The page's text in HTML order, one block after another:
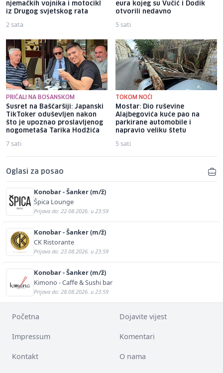
njemačkih vojnika i motocikl
iz Drugog svjetskog rata
2 sata
eura kojeg su Vučić i Dodik
otvorili nedavno
5 sati
PRIČALI NA BOSANSKOM
Susret na Baščaršiji: Japanski
TikToker oduševljen nakon
što je upoznao proslavljenog
nogometaša Tarika Hodžića
7 sati
TOKOM NOĆI
Mostar: Dio ruševine
Alajbegovića kuće pao na
parkirane automobile i
napravio veliku štetu
5 sati
Oglasi za posao
Konobar - Šanker (m/ž)
Špica Lounge
Prijava do: 22.08.2026. u 23:59
Konobar - Šanker (m/ž)
CK Ristorante
Prijava do: 23.08.2026. u 23:59
Konobar - Šanker (m/ž)
Kimono - Caffe & Sushi bar
Prijava do: 28.08.2026. u 23:59
Početna Dojavite vijest
Impressum Komentari
Kontakt O nama